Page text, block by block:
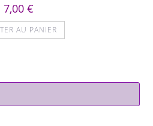
7,00 €
AU PANIER